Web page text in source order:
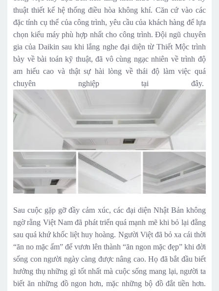
thuật thiết kế hệ thống điều hòa không khí. Căn cứ vào các
đặc tính cụ thể của công trình, yêu cầu của khách hàng để lựa
chọn kiểu máy phù hợp nhất cho công trình. Đội ngũ chuyên
gia của Daikin sau khi lắng nghe đại diện từ Thiết Mộc trình
bày về bài toán kỹ thuật, đã vô cùng ngạc nhiên về trình độ
am hiểu cao và thật sự hài lòng về thái độ làm việc quá
chuyên nghiệp tại đây.
Sau cuộc gặp gỡ đầy cảm xúc, các đại diện Nhật Bản không
ngờ rằng Việt Nam đã phát triển quá mạnh mẽ khi bỏ lại đằng
sau quá khứ khốc liệt huy hoàng. Người Việt đã bỏ xa cái thời
“ăn no mặc ấm” để vươn lên thành “ăn ngon mặc đẹp” khi đời
sống con người ngày càng được nâng cao. Họ đã bắt đầu biết
hưởng thụ những gì tốt nhất mà cuộc sống mang lại, người ta
biết ăn những đồ ngon hơn, mặc những bộ đồ đắt tiền hơn.